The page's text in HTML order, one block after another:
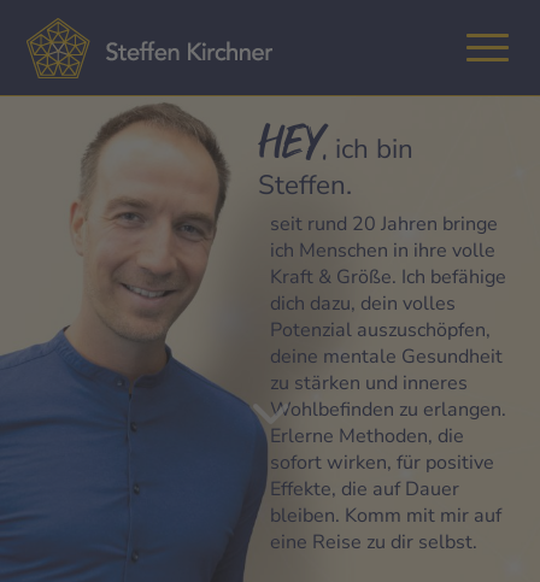
HEY, ich bin
Steffen.
seit rund 20 Jahren bringe
ich Menschen in ihre volle
Kraft & Größe. Ich befähige
dich dazu, dein volles
Potenzial auszuschöpfen,
deine mentale Gesundheit
zu stärken und inneres
Wohlbefinden zu erlangen.
Erlerne Methoden, die
sofort wirken, für positive
Effekte, die auf Dauer
bleiben. Komm mit mir auf
eine Reise zu dir selbst.